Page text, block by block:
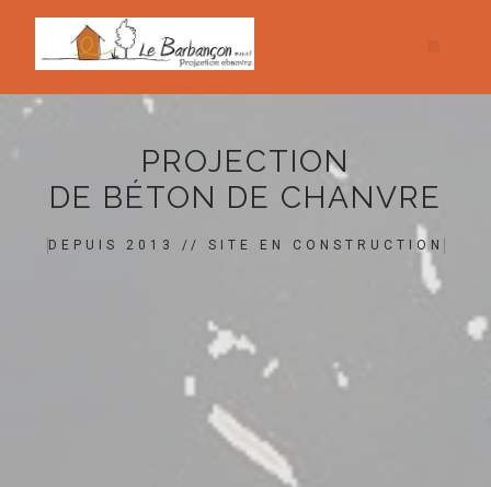
PROJECTION
DE BÉTON DE CHANVRE
DEPUIS 2013 // SITE EN CONSTRUCTION